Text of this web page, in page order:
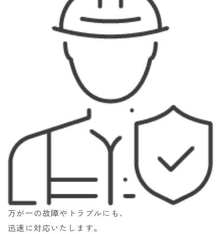
万が一の故障やトラブルにも、
迅速に対応いたします。